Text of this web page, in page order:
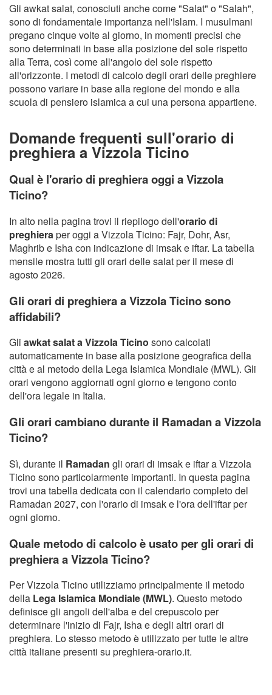
Gli awkat salat, conosciuti anche come "Salat" o "Salah",
sono di fondamentale importanza nell'Islam. I musulmani
pregano cinque volte al giorno, in momenti precisi che
sono determinati in base alla posizione del sole rispetto
alla Terra, così come all'angolo del sole rispetto
all'orizzonte. I metodi di calcolo degli orari delle preghiere
possono variare in base alla regione del mondo e alla
scuola di pensiero islamica a cui una persona appartiene.
Domande frequenti sull'orario di
preghiera a Vizzola Ticino
Qual è l'orario di preghiera oggi a Vizzola
Ticino?
In alto nella pagina trovi il riepilogo dell'orario di
preghieraper oggi a Vizzola Ticino: Fajr, Dohr, Asr,
Maghrib e Isha con indicazione di imsak e iftar. La tabella
mensile mostra tutti gli orari delle salat per il mese di
agosto 2026.
Gli orari di preghiera a Vizzola Ticino sono
affidabili?
Gli awkat salat a Vizzola Ticino sono calcolati
automaticamente in base alla posizione geografica della
città e al metodo della Lega Islamica Mondiale (MWL). Gli
orari vengono aggiornati ogni giorno e tengono conto
dell'ora legale in Italia.
Gli orari cambiano durante il Ramadan a Vizzola
Ticino?
Sì, durante il Ramadan gli orari di imsak e iftar a Vizzola
Ticino sono particolarmente importanti. In questa pagina
trovi una tabella dedicata con il calendario completo del
Ramadan 2027, con l'orario di imsak e l'ora dell'iftar per
ogni giorno.
Quale metodo di calcolo è usato per gli orari di
preghiera a Vizzola Ticino?
Per Vizzola Ticino utilizziamo principalmente il metodo
della Lega Islamica Mondiale (MWL). Questo metodo
definisce gli angoli dell'alba e del crepuscolo per
determinare l'inizio di Fajr, Isha e degli altri orari di
preghiera. Lo stesso metodo è utilizzato per tutte le altre
città italiane presenti su preghiera-orario.it.